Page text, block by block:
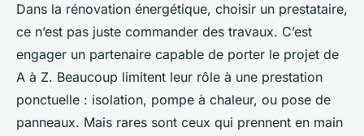
Dans la rénovation énergétique, choisir un prestataire,
ce n’est pas juste commander des travaux. C’est
engager un partenaire capable de porter le projet de
A à Z. Beaucoup limitent leur rôle à une prestation
ponctuelle : isolation, pompe à chaleur, ou pose de
panneaux. Mais rares sont ceux qui prennent en main